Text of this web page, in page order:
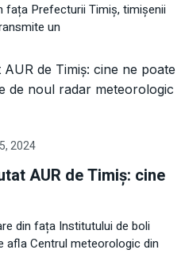
fața Prefecturii Timiș, timișenii
un
2024
AUR de Timiș: cine
din fața Institutului de boli
afla Centrul meteorologic din